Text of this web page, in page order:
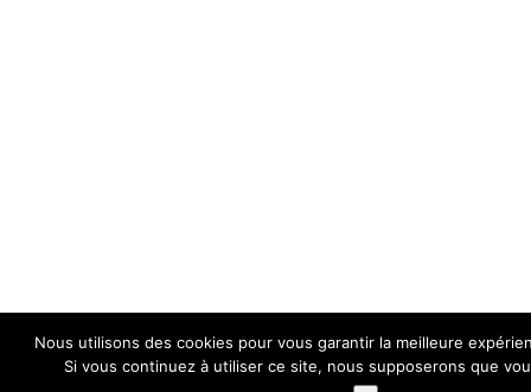
Nous utilisons des cookies pour vous garantir la meilleure
Si vous continuez à utiliser ce site, nous supposerons que